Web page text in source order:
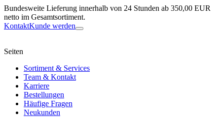
Bundesweite Lieferung innerhalb von 24 Stunden ab 350,00 EUR
netto im Gesamtsortiment.
KontaktKunde werden
Seiten
Sortiment & Services
Team & Kontakt
Karriere
Bestellungen
Häufige Fragen
Neukunden